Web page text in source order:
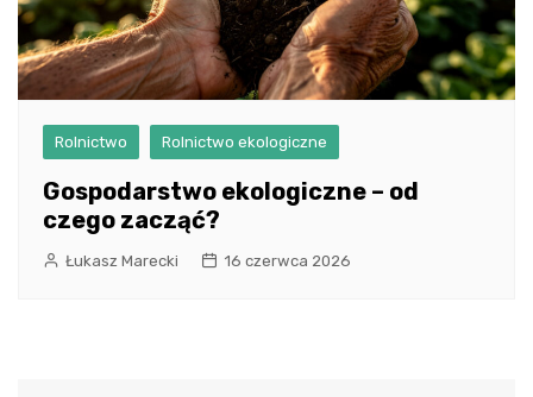
Rolnictwo Rolnictwo ekologiczne
Gospodarstwo ekologiczne – od
czego zacząć?
Łukasz Marecki 16 czerwca 2026